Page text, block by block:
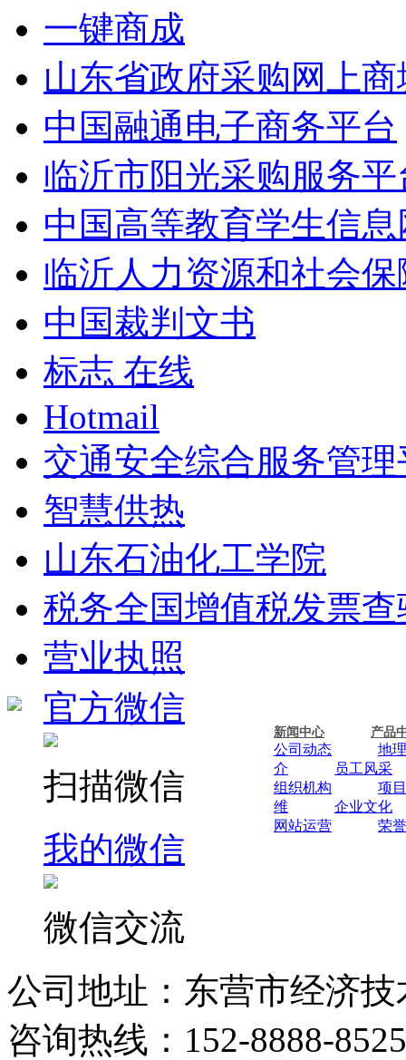
一键商成
山东省政府采购网上商
中国融通电子商务平台
临沂市阳光采购服务平
中国高等教育学生信
临沂人力资源和社会保
中国裁判文书
标志 在线
Hotmail
交通安全综合服务管理
智慧供热
山东石油化工学院
税务全国增值税发票
营业执照
新闻中心 产品
公司动态
地
介
员工风采
组织机构
项
维
企业文化
网站运营
荣
官方微信
扫描微信
我的微信
微信交流
公司地址：东营市经济
咨询热线：152-8888-8525